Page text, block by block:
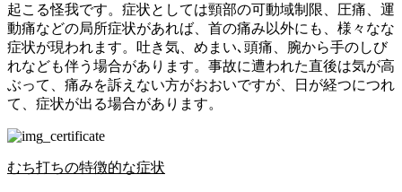
起こる怪我です。症状としては頸部の可動域制限、圧痛、運
動痛などの局所症状があれば、首の痛み以外にも、様々なな
症状が現われます。吐き気、めまい､頭痛、腕から手のしび
れなども伴う場合があります。事故に遭われた直後は気が高
ぶって、痛みを訴えない方がおおいですが、日が経つにつれ
て、症状が出る場合があります。
むち打ちの特徴的な症状